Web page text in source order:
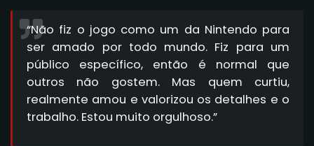
“Não fiz o jogo como um da Nintendo para
ser amado por todo mundo. Fiz para um
público específico, então é normal que
outros não gostem. Mas quem curtiu,
realmente amou e valorizou os detalhes e o
trabalho. Estou muito orgulhoso.”